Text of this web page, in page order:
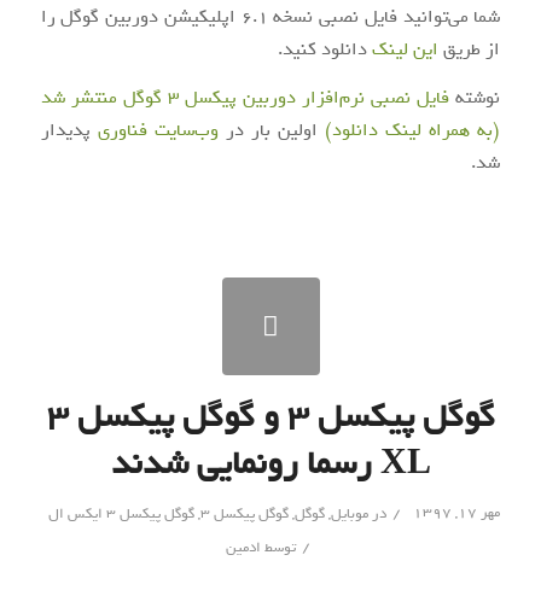
شما می‌توانید فایل نصبی نسخه 6.1 اپلیکیشن دوربین گوگل را
از طریق این لینکدانلود کنید.
نوشته
فایل نصبی نرم‌افزار دوربین پیکسل 3 گوگل منتشر شد
(به همراه لینک دانلود) اولین بار در وب‌سایت فناوری پدیدار
شد.
گوگل پیکسل ۳ و گوگل پیکسل ۳
XL رسما رونمایی شدند
مهر ۱۷, ۱۳۹۷ / درموبایل,گوگل,گوگل پیکسل 3 ,گوگل پیکسل 3 ایکس ال
/ توسط ادمین